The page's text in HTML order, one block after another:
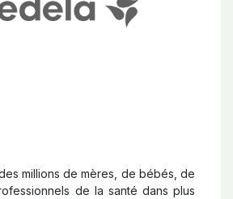
millions de mères, de bébés, de
de la santé dans plus